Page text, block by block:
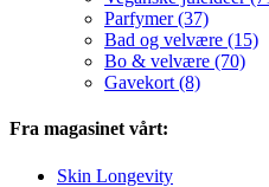
Parfymer (37)
Bad og velvære (15)
Bo & velvære (70)
Gavekort (8)
Fra magasinet vårt:
Skin Longevity